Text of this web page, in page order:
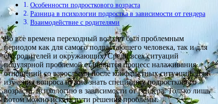
Особенности подросткового возраста
Разница в психологии подростка в зависимости от гендера
Взаимодействие с родителями
Во все времена переходный возраст был проблемным
периодом как для самого подрастающего человека, так и для
его родителей и окружающих. Среди всех ситуаций
популярной проблемой становится процесс налаживания
отношений со взрослыми после конфликтных ситуаций. Для
изучения вопроса нужно знать специфику подросткового
возраста, психологию в зависимости от гендера. Только лишь
потом можно искать пути решения проблемы.